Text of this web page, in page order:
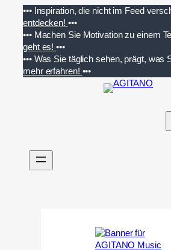
Inhalt
springen
••• Inspiration, die nicht im Feed
entdecken! •••
••• Machen Sie Motivation zu einem
geht es!•••
••• Was Sie täglich sehen, prägt, was
mehr erfahren! •••